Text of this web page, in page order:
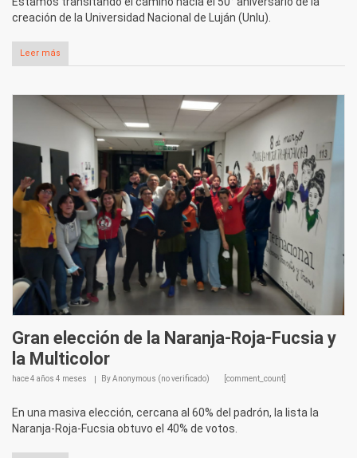
creación de la Universidad Nacional de Luján (Unlu).
Leer más
Gran elección de la Naranja-Roja-Fucsia y
la Multicolor
hace4 años 4 meses ByAnonymous (no verificado) [comment_count]
En una masiva elección, cercana al 60% del padrón, la lista la
Naranja-Roja-Fucsia obtuvo el 40% de votos.